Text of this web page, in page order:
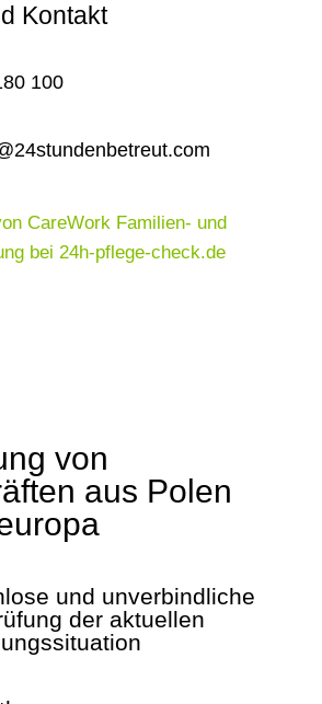
Kontakt
100
CareWork Familien- und
bei 24h-pflege-check.de
von
aus Polen
und unverbindliche
der aktuellen